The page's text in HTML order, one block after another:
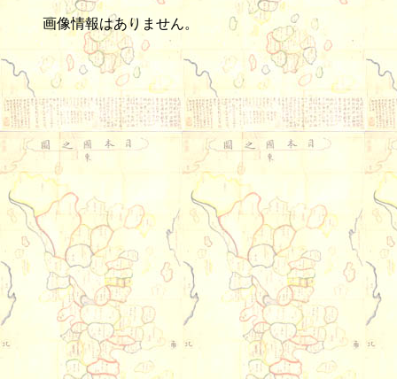
画像情報はありません。